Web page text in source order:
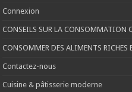
Connexion
CONSEILS SUR LA CONSOMMATION
CONSOMMER DES ALIMENTS RICHES
Contactez-nous
Cuisine & pâtisserie moderne